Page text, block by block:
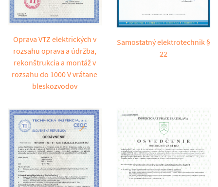
Oprava VTZ elektrických v
rozsahu oprava a údržba,
rekonštrukcia a montáž v
rozsahu do 1000 V vrátane
bleskozvodov
Samostatný elektrotechnik §
22